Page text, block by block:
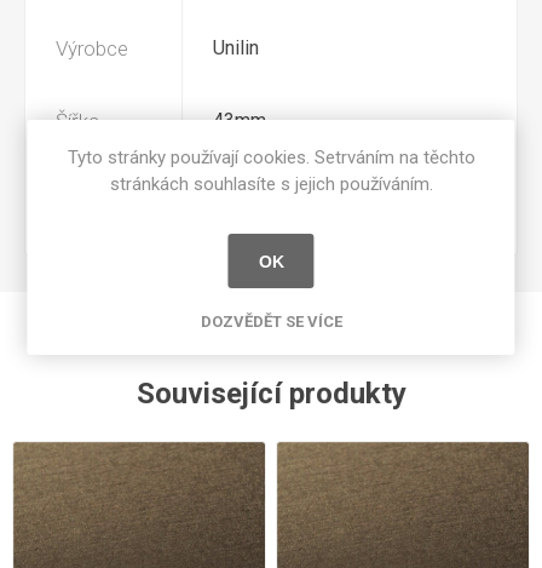
Výrobce Unilin
Šířka 43mm
Povrchová
Související produkty
Tyto stránky používají cookies. Setrváním na těchto
stránkách souhlasíte s jejich používáním.
OK
DOZVĚDĚT SE VÍCE